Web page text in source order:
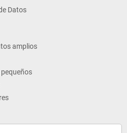
Datos
amplios